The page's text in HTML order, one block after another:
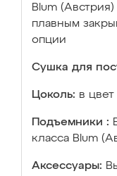
Blum
плавным
опции
Сушка для
Цоколь: в
Подъемники :
класса Blum
Аксессуары: